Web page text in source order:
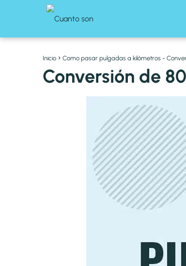
Inicio Como pasar pulgadas a kilómetros -
Conversión de